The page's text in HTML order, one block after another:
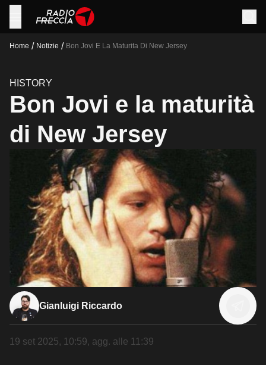
Home / Notizie / Bon Jovi E La Maturita Di New Jersey
HISTORY
Bon Jovi e la maturità
di New Jersey
Gianluigi Riccardo
19 set 2025, 10:59, agg. alle 11:39